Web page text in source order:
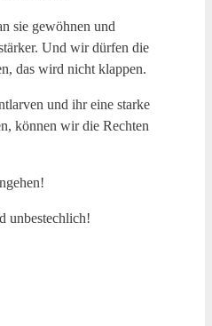
sie gewöhnen und
Und wir dürfen die
das wird nicht klappen.
und ihr eine starke
können wir die Rechten
unbestechlich!